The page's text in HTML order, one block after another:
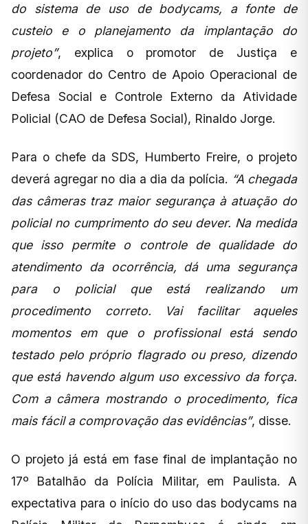
do sistema de uso de bodycams, a fonte de
custeio e o planejamento da implantação do
projeto”, explica o promotor de Justiça e
coordenador do Centro de Apoio Operacional de
Defesa Social e Controle Externo da Atividade
Policial (CAO de Defesa Social), Rinaldo Jorge.
Para o chefe da SDS, Humberto Freire, o projeto
deverá agregar no dia a dia da polícia. “A chegada
das câmeras traz maior segurança à atuação do
policial no cumprimento do seu dever. Na medida
que isso permite o controle de qualidade do
atendimento da ocorrência, dá uma segurança
para o policial que está realizando um
procedimento correto. Vai facilitar aqueles
momentos em que o profissional está sendo
testado pelo próprio flagrado ou preso, dizendo
que está havendo algum uso excessivo da força.
Com a câmera mostrando o procedimento, fica
mais fácil a comprovação das evidências”, disse.
O projeto já está em fase final de implantação no
17º Batalhão da Polícia Militar, em Paulista. A
expectativa para o início do uso das bodycams na